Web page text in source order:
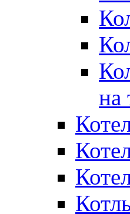
на